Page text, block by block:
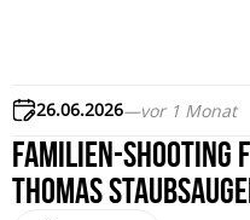
26.06.2026—vor 1 Monat
Familien-Shooting
THOMAS